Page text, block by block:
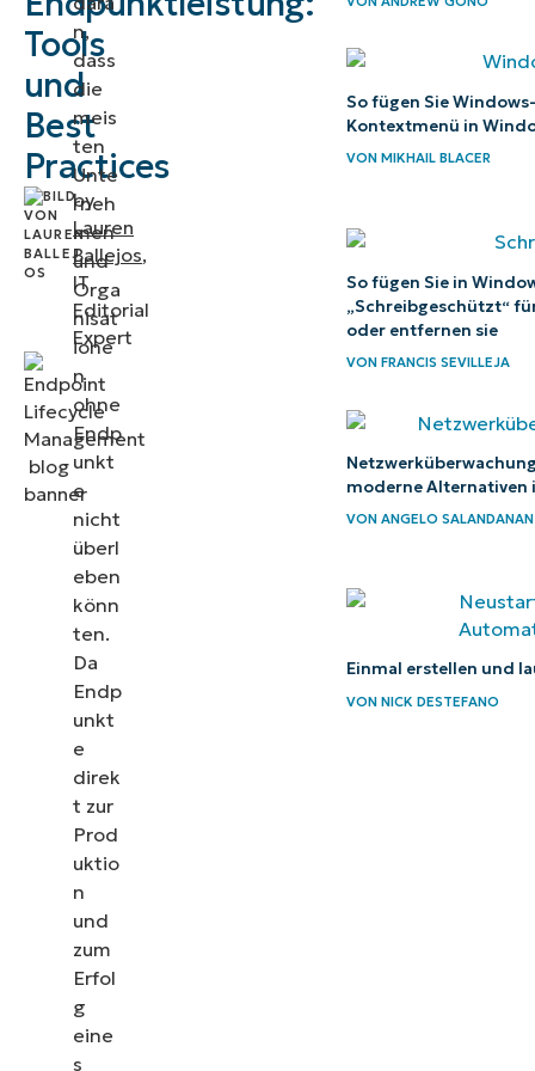
Tools
und
Best
Practices
by
Lauren
Ballejos,
IT
Editorial
Expert
und präzise
Was ist Endpunkt-
von Endpunkten
Überwachung der
n,
dass
die
meis
ten
Unte
rneh
men
und
Orga
nisat
ione
n
ohne
Endp
unkt
e
nicht
überl
eben
könn
ten.
Da
Endp
unkt
e
direk
t zur
Prod
uktio
n
und
zum
Erfol
g
eine
s
So fügen Sie
Kontextmenü in
VON MIKHAIL BLACER
So fügen Sie in
„Schreibgeschützt“
oder entfernen sie
VON FRANCIS SEVILLEJA
moderne Alternativen
VON ANGELO SALANDANAN
Einmal erstellen und
VON NICK DESTEFANO